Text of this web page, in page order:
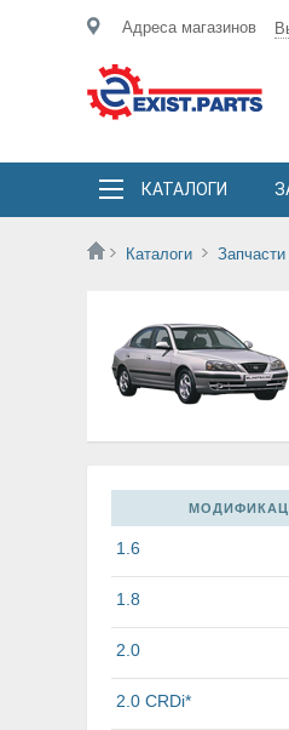
Адреса магазинов
КАТАЛОГИ
Каталоги
1.6
1.8
2.0
2.0 CRDi*